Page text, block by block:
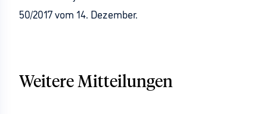
50/2017 vom 14. Dezember.
Weitere Mitteilungen